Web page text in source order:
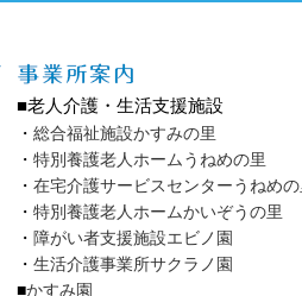
■老人介護・生活支援施設
・ 総合福祉施設かすみの里
・ 特別養護老人ホームうねめの里
・ 在宅介護サービスセンターうねめ
・ 特別養護老人ホームかいぞうの里
・ 障がい者支援施設エビノ園
・ 生活介護事業所サクラノ園
■かすみ園